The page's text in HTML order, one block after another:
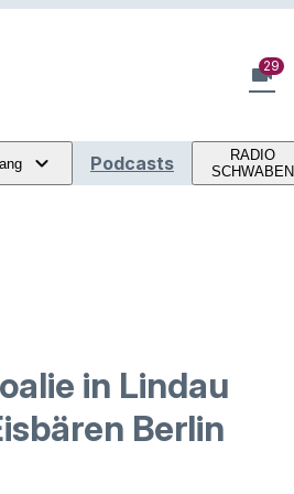
videocam
29
Podcasts
RADIO
SCHWABEN
in Lindau
Berlin